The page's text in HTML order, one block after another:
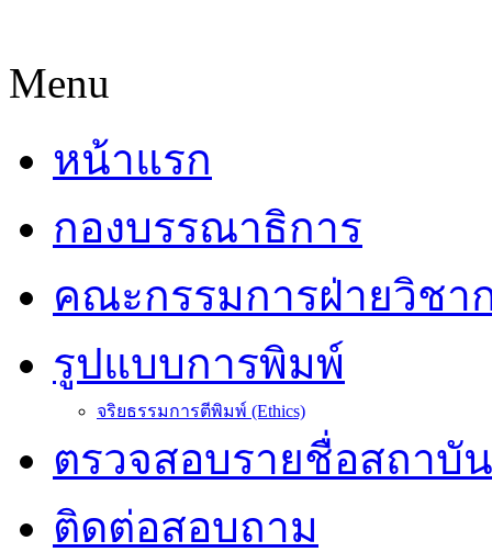
Menu
หน้าแรก
กองบรรณาธิการ
คณะกรรมการฝ่ายวิชา
รูปแบบการพิมพ์
จริยธรรมการตีพิมพ์ (Ethics)
ตรวจสอบรายชื่อสถาบั
ติดต่อสอบถาม